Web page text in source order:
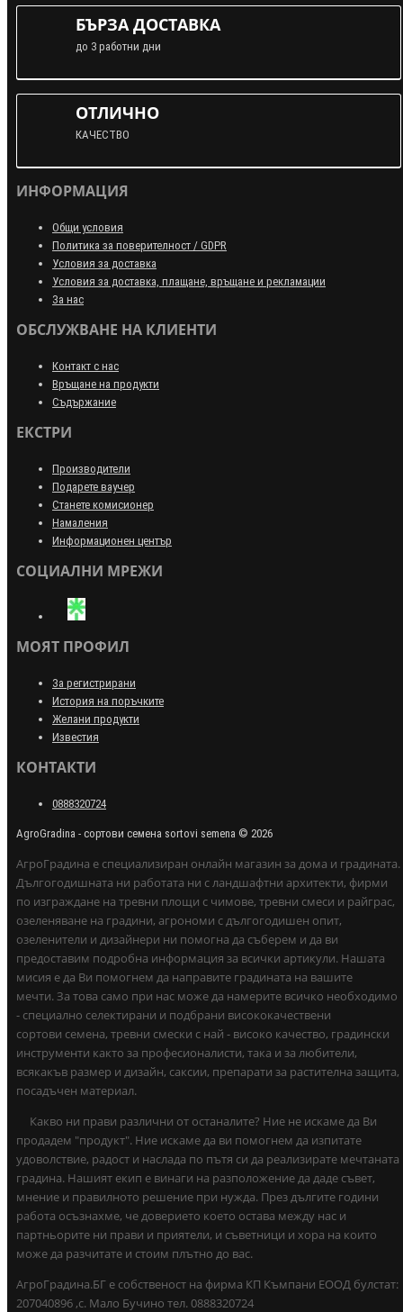
БЪРЗА ДОСТАВКА
до 3 работни дни
ОТЛИЧНО
КАЧЕСТВО
ИНФОРМАЦИЯ
Общи условия
Политика за поверителност / GDPR
Условия за доставка
Условия за доставка, плащане, връщане и рекламации
За нас
ОБСЛУЖВАНЕ НА КЛИЕНТИ
Контакт с нас
Връщане на продукти
Съдържание
ЕКСТРИ
Производители
Подарете ваучер
Станете комисионер
Намаления
Информационен център
СОЦИАЛНИ МРЕЖИ
МОЯТ ПРОФИЛ
За регистрирани
История на поръчките
Желани продукти
Известия
КОНТАКТИ
0888320724
AgroGradina - сортови семена sortovi semena © 2026
АгроГрадина е специализиран онлайн магазин за дома и градината.
Дългогодишната ни работата ни с ландшафтни архитекти, фирми
по изграждане на тревни площи с чимове, тревни смеси и райграс,
озеленяване на градини, агрономи с дългогодишен опит,
озеленители и дизайнери ни помогна да съберем и да ви
предоставим подробна информация за всички артикули. Нашата
мисия е да Ви помогнем да направите градината на вашите
мечти. За това само при нас може да намерите всичко необходимо
- специално селектирани и подбрани висококачествени
сортови семена, тревни смески с най - високо качество, градински
инструменти както за професионалисти, така и за любители,
всякакъв размер и дизайн, саксии, препарати за растителна защита,
посадъчен материал.
Какво ни прави различни от останалите? Ние не искаме да Ви
продадем "продукт". Ние искаме да ви помогнем да изпитате
удоволствие, радост и наслада по пътя си да реализирате мечтаната
градина. Нашият екип е винаги на разположение да даде съвет,
мнение и правилното решение при нужда. През дългите години
работа осъзнахме, че доверието което остава между нас и
партньорите ни прави и приятели, и съветници и хора на които
може да разчитате и стоим плътно до вас.
АгроГрадина.БГ е собственост на фирма КП Къмпани ЕООД булстат:
207040896 ,с. Мало Бучино тел. 0888320724